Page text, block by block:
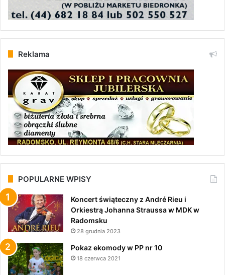
Reklama
POPULARNE WPISY
Koncert świąteczny z André Rieu i
Orkiestrą Johanna Straussa w MDK w
Radomsku
28 grudnia 2023
Pokaz ekomody w PP nr 10
18 czerwca 2021